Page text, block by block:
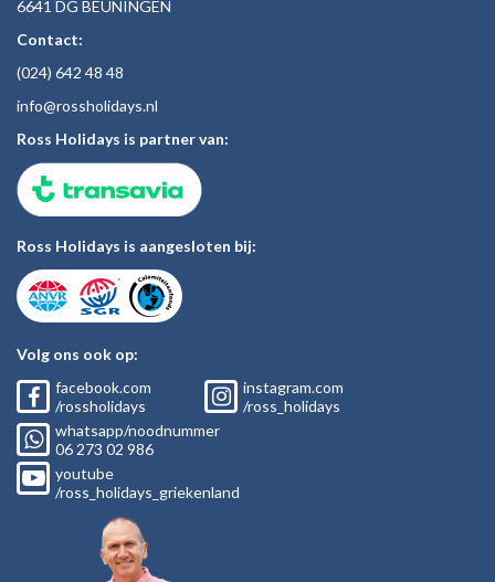
6641 DG BEUNINGEN
Contact:
(024) 642 48 48
info@rossholidays.nl
Ross Holidays is partner van:
Ross Holidays is aangesloten bij:
Volg ons ook op:
facebook.com
/rossholidays
instagram.com
/ross_holidays
whatsapp/noodnummer
06 273 02 986
youtube
/ross_holidays_griekenland